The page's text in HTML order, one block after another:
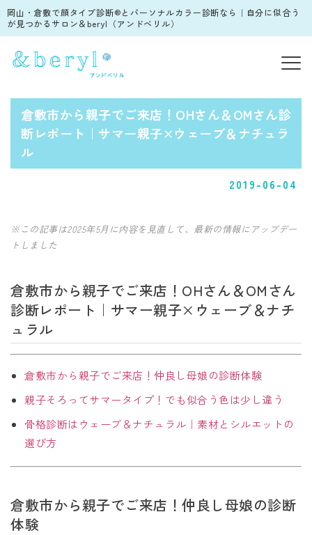
岡山・倉敷で顔タイプ診断®︎とパーソナルカラー診断なら｜自分に似合う
が見つかるサロン＆beryl（アンドベリル）
倉敷市から親子でご来店！OHさん＆OMさん診
断レポート｜サマー親子×ウェーブ＆ナチュラ
ル
2019-06-04
※この記事は2025年5月に内容を見直して、最新の情報にアップデー
トしました
倉敷市から親子でご来店！OHさん＆OMさん
診断レポート｜サマー親子×ウェーブ＆ナチ
ュラル
倉敷市から親子でご来店！仲良し母娘の診断体験
親子そろってサマータイプ！でも似合う色は少し違う
骨格診断はウェーブ＆ナチュラル｜素材とシルエットの
選び方
倉敷市から親子でご来店！仲良し母娘の診断
体験